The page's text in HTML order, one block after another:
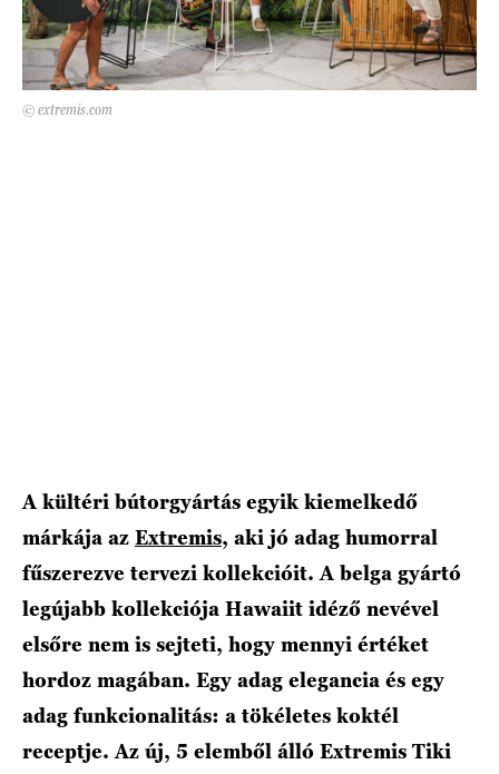
© extremis.com
A kültéri bútorgyártás egyik kiemelkedő
márkája az Extremis, aki jó adag humorral
fűszerezve tervezi kollekcióit. A belga gyártó
legújabb kollekciója Hawaiit idéző nevével
elsőre nem is sejteti, hogy mennyi értéket
hordoz magában. Egy adag elegancia és egy
adag funkcionalitás: a tökéletes koktél
receptje. Az új, 5 elemből álló Extremis Tiki